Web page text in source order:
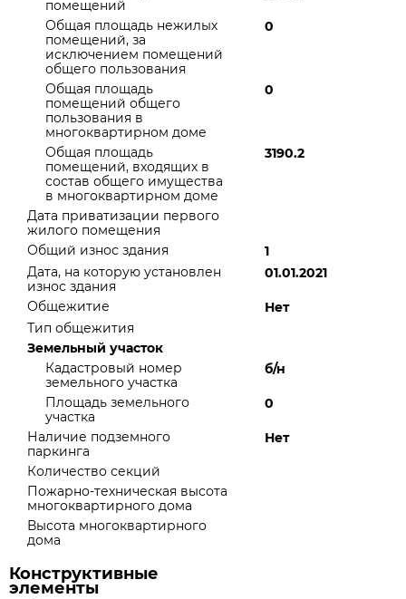
помещений
Общая площадь нежилых
помещений, за
исключением помещений
общего пользования
0
Общая площадь
помещений общего
пользования в
многоквартирном доме
0
Общая площадь
помещений, входящих в
состав общего имущества
в многоквартирном доме
3190.2
Дата приватизации первого
жилого помещения
Общий износ здания
1
Дата, на которую установлен
износ здания
01.01.2021
Общежитие
Нет
Тип общежития
Земельный участок
Кадастровый номер
земельного участка
б/н
Площадь земельного
участка
0
Наличие подземного
паркинга
Нет
Количество секций
Пожарно-техническая высота
многоквартирного дома
Высота многоквартирного
дома
Конструктивные
элементы